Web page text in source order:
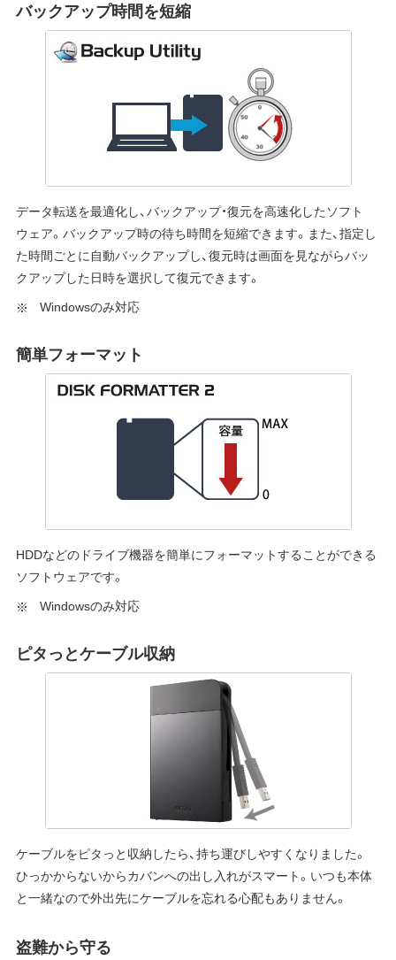
バックアップ時間を短縮
データ転送を最適化し、バックアップ・復元を高速化したソフト
ウェア。バックアップ時の待ち時間を短縮できます。また、指定し
た時間ごとに自動バックアップし、復元時は画面を見ながらバッ
クアップした日時を選択して復元できます。
Windowsのみ対応
簡単フォーマット
HDDなどのドライブ機器を簡単にフォーマットすることができる
ソフトウェアです。
Windowsのみ対応
ピタっとケーブル収納
ケーブルをピタっと収納したら、持ち運びしやすくなりました。
ひっかからないからカバンへの出し入れがスマート。いつも本体
と一緒なので外出先にケーブルを忘れる心配もありません。
盗難から守る